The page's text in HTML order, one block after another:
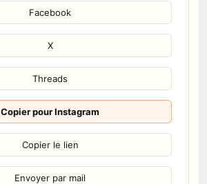
Facebook
X
Threads
Copier pour Instagram
Copier le lien
Envoyer par mail